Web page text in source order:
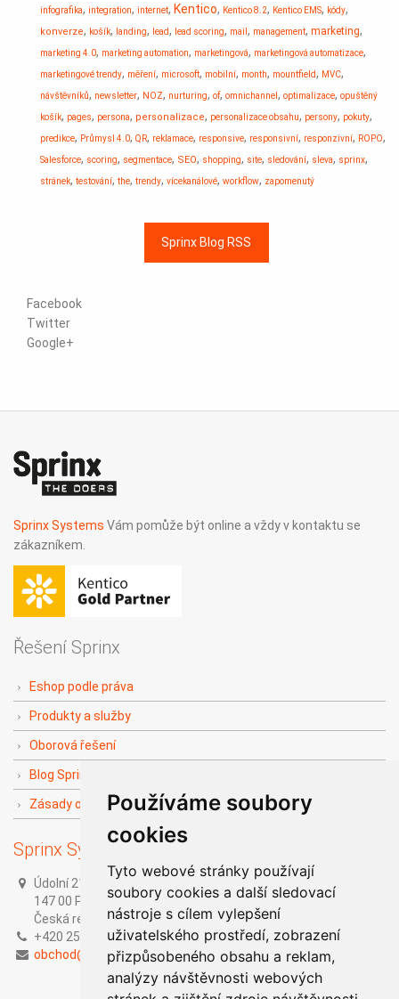
Používáme soubory
cookies
Tyto webové stránky používají
soubory cookies a další sledovací
nástroje s cílem vylepšení
uživatelského prostředí, zobrazení
přizpůsobeného obsahu a reklam,
analýzy návštěvnosti webových
infografika, integration, internet, Kentico, Kentico 8.2, Kentico EMS, kódy,
konverze, košík, landing, lead, lead scoring, mail , management, marketing,
marketing 4.0, marketing automation, marketingová, marketingová automatizace,
marketingové trendy, měření, microsoft, mobilní, month, mountfield, MVC,
návštěvníků, newsletter, NOZ, nurturing, of, omnichannel , optimalizace, opuštěný
košík, pages, persona, personalizace, personalizace obsahu, persony, pokuty,
predikce, Průmysl 4.0, QR, reklamace, responsive, responsivní, responzivní, ROPO,
Salesforce, scoring, segmentace, SEO, shopping, site, sledování, sleva, sprinx,
stránek, testování, the, trendy, vícekanálové, workflow, zapomenutý
Sprinx Blog RSS
Facebook
Twitter
Google+
Sprinx Systems Vám pomůže být online a vždy v kontaktu se
zákazníkem.
Řešení Sprinx
Eshop podle práva
Produkty a služby
Oborová řešení
Blog Sprinx The Doers
Zásady ochrany soukromí
Sprinx Systems, a.s.
Údolní 212/1,
147 00 Praha 4,
Česká republika
+420 251 014 211
obchod@sprinx.com